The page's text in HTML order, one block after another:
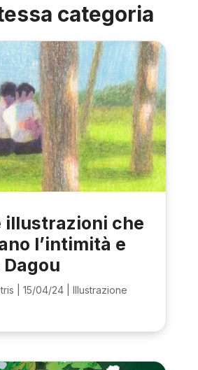
categoria
illustrazioni che
l’intimità e
Dagou
15/04/24| Illustrazione